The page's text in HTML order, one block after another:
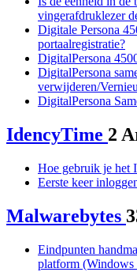
vingerafdruklezer
Digitale Persona
portaalregistratie?
DigitalPersona
DigitalPersona
verwijderen/
DigitalPersona
IdencyTime 2
Hoe gebruik je het
Eerste keer
Malwarebytes
Eindpunten
platform